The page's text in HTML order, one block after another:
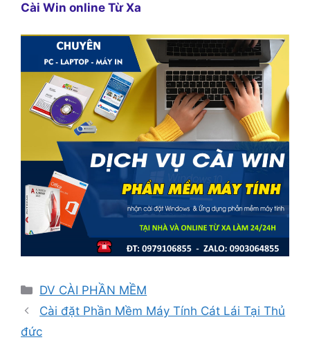
Cài Win online Từ Xa
Danh
mục
DV CÀI PHẦN MỀM
Cài đặt Phần Mềm Máy Tính Cát Lái Tại Thủ
đức